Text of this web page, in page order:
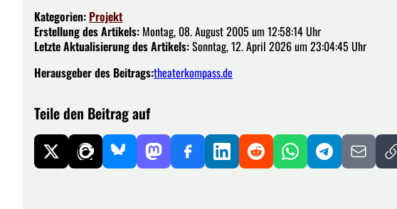
Kategorien: Projekt
Erstellung des Artikels: Montag, 08. August 2005 um 12:58:14 Uhr
Letzte Aktualisierung des Artikels:Sonntag, 12. April 2026 um 23:04:45 Uhr
Herausgeber des Beitrags:theaterkompass.de
Teile den Beitrag auf